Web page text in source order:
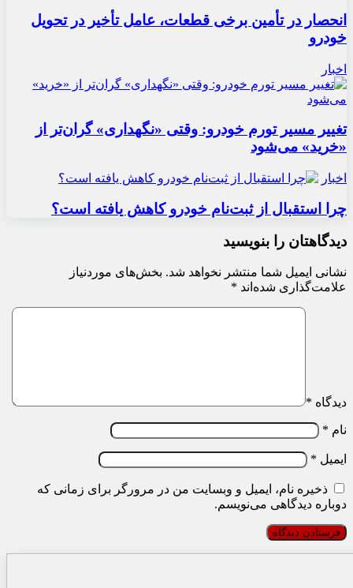
انحصار در تأمین برخی قطعات، عامل تأخیر در تحویل
خودرو
اخبار
تغییر مسیر تورم خودرو: وقتی «نگهداری» گران‌تر از
«خرید» می‌شود
اخبار
چرا استقبال از ثبت‌نام خودرو کاهش یافته است؟
دیدگاهتان را بنویسید
نشانی ایمیل شما منتشر نخواهد شد. بخش‌های موردنیاز
علامت‌گذاری شده‌اند *
دیدگاه *
نام *
ایمیل *
ذخیره نام، ایمیل و وبسایت من در مرورگر برای زمانی که
دوباره دیدگاهی می‌نویسم.